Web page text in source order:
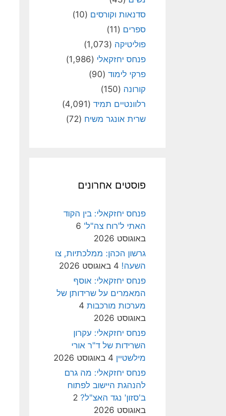
סדנאות וקורסים (10)
ספרים (11)
פוליטיקה (1,073)
פנחס יחזקאלי (1,986)
פרקי לימוד (90)
קורונה (150)
רלוונטיים תמיד (4,091)
שרית אונגר משיח (72)
פוסטים אחרונים
פנחס יחזקאלי: בין הקוד
האתי ל'רוח צה"ל' 6
באוגוסט 2026
גרשון הכהן: ממלכתיות, צו
השעה! 4 באוגוסט 2026
פנחס יחזקאלי: אוסף
המאמרים על שרידותן של
מערכות מורכבות 4
באוגוסט 2026
פנחס יחזקאלי: עקרון
השרידות של ד"ר אורי
מילשטיין 4 באוגוסט 2026
פנחס יחזקאלי: מה גרם
להנהגת היישוב לפתוח
ב'סזון' נגד האצ"ל? 2
באוגוסט 2026